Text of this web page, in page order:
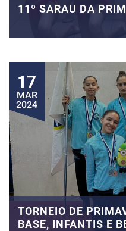
11º SARAU DA
17
MAR
2024
TORNEIO DE
BASE, INFANTIS E